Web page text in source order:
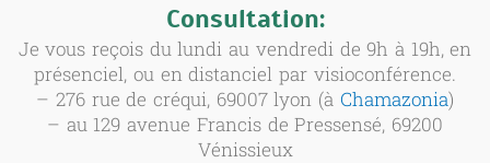
Consultation:
Je vous reçois du lundi au vendredi de 9h à 19h, en
présenciel, ou en distanciel par visioconférence.
– 276 rue de créqui, 69007 lyon (à Chamazonia)
– au 129 avenue Francis de Pressensé, 69200
Vénissieux